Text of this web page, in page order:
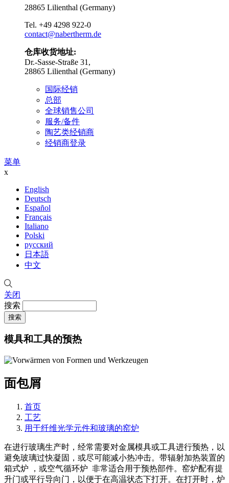
28865 Lilienthal (Germany)
Tel. +49 4298 922-0
contact@nabertherm.de
仓库收货地址:
Dr.-Sasse-Straße 31,
28865 Lilienthal (Germany)
国际经销
总部
全球销售公司
服务/备件
陶艺类经销商
经销商登录
菜单
x
English
Deutsch
Español
Français
Italiano
Polski
русский
日本語
中文
关闭
搜索
模具和工具的预热
面包屑
首页
工艺
用于纤维光学元件和玻璃的窑炉
在进行玻璃生产时，经常需要对金属模具或工具进行预热，以
避免玻璃过快凝固，或尽可能减小热冲击。带辐射加热装置的
箱式炉 ，或空气循环炉 非常适合用于预热部件。窑炉配有提
升门或平行导向门，以便于在高温状态下打开。在打开时，炉